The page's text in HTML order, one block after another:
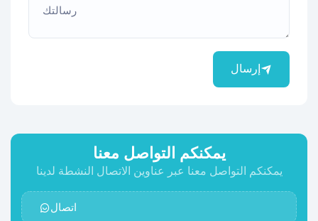
رسالتك
إرسال
يمكنكم التواصل معنا
يمكنكم التواصل معنا عبر عناوين الاتصال النشطة لدينا
اتصال